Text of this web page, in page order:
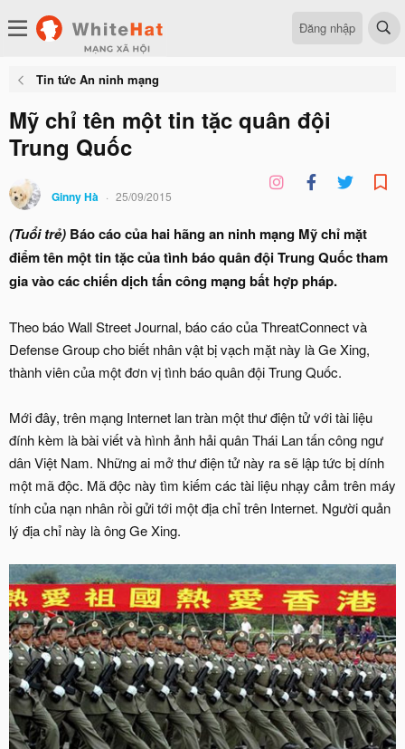
Đăng nhập
Tin tức An ninh mạng
Mỹ chỉ tên một tin tặc quân đội
Trung Quốc
Ginny Hà 25/09/2015
(Tuổi trẻ) Báo cáo của hai hãng an ninh mạng Mỹ chỉ mặt
điểm tên một tin tặc của tình báo quân đội Trung Quốc tham
gia vào các chiến dịch tấn công mạng bất hợp pháp.
Theo báo Wall Street Journal, báo cáo của ThreatConnect và
Defense Group cho biết nhân vật bị vạch mặt này là Ge Xing,
thành viên của một đơn vị tình báo quân đội Trung Quốc.
Mới đây, trên mạng Internet lan tràn một thư điện tử với tài liệu
đính kèm là bài viết và hình ảnh hải quân Thái Lan tấn công ngư
dân Việt Nam. Những ai mở thư điện tử này ra sẽ lập tức bị dính
một mã độc. Mã độc này tìm kiếm các tài liệu nhạy cảm trên máy
tính của nạn nhân rồi gửi tới một địa chỉ trên Internet. Người quản
lý địa chỉ này là ông Ge Xing.